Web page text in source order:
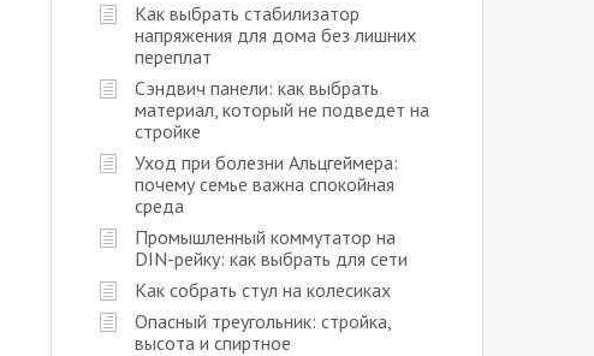
Как выбрать стабилизатор
напряжения для дома без лишних
переплат
Сэндвич панели: как выбрать
материал, который не подведет на
стройке
Уход при болезни Альцгеймера:
почему семье важна спокойная
среда
Промышленный коммутатор на
DIN-рейку: как выбрать для сети
Как собрать стул на колесиках
Опасный треугольник: стройка,
высота и спиртное